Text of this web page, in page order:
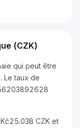
(CZK)
qui peut être
Le taux de
CZK et